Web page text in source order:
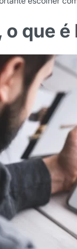
que é
Nome
E-mail
*Ao
de